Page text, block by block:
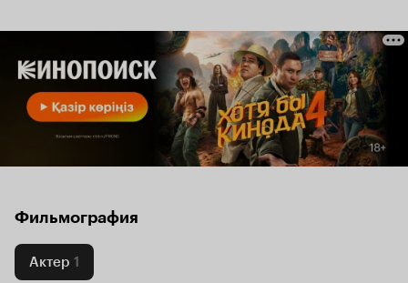
Фильмография
Актер 1